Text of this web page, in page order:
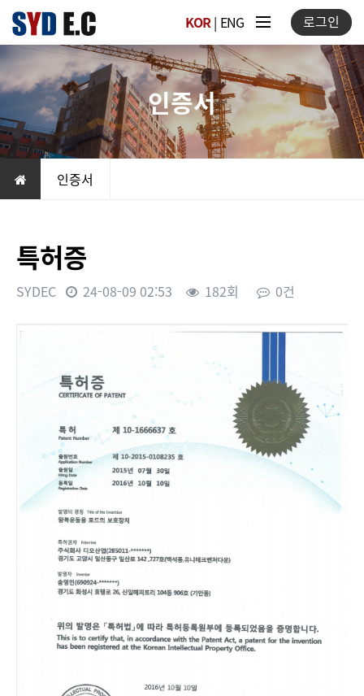
로그인
KOR| ENG
인증서
인증서
특허증
SYDEC 24-08-09 02:53 182회 0건
본문